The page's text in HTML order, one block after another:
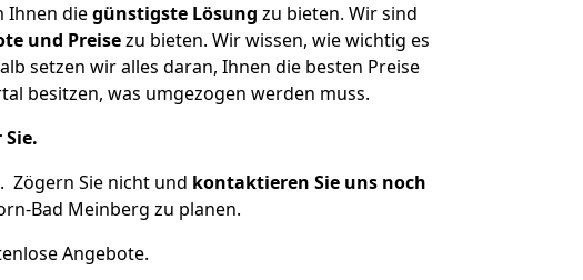
Ihnen diegünstigste Lösung zu bieten. Wir sind
und Preisezu bieten. Wir wissen, wie wichtig es
setzen wir alles daran, Ihnen die besten Preise
besitzen, was umgezogen werden muss.
Zögern Sie nicht und kontaktieren Sie uns noch
Bad Meinberg zu planen.
Angebote.